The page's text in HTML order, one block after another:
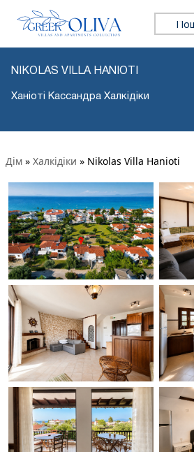
Пошук:
NIKOLAS VILLA HANIOTI
Ханіоті Кассандра Халкідіки
Дім » Халкідіки » Nikolas Villa Hanioti